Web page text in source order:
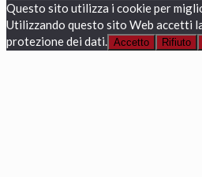
Questo sito utilizza i cookie per
Utilizzando questo sito Web accetti
protezione dei dati. Accetto Rifiuto